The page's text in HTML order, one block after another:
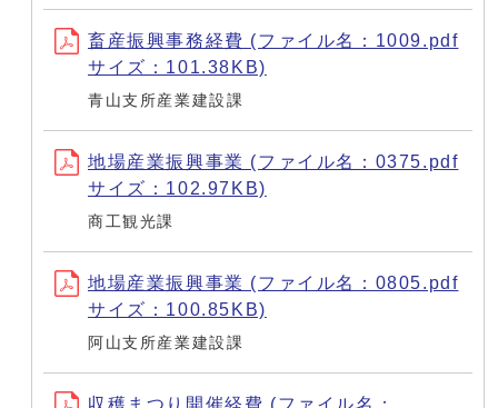
畜産振興事務経費 (ファイル名：1009.pdf
サイズ：101.38KB)
青山支所産業建設課
地場産業振興事業 (ファイル名：0375.pdf
サイズ：102.97KB)
商工観光課
地場産業振興事業 (ファイル名：0805.pdf
サイズ：100.85KB)
阿山支所産業建設課
収穫まつり開催経費 (ファイル名：